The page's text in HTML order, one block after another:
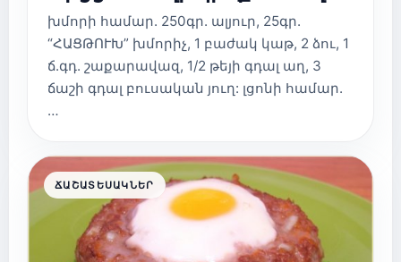
խմորի համար. 250գր. ալյուր, 25գր.
“ՀԱՑԹՈՒԽ” խմորիչ, 1 բաժակ կաթ, 2 ձու, 1
ճ.գդ. շաքարավազ, 1/2 թեյի գդալ աղ, 3
ճաշի գդալ բուսական յուղ: լցոնի համար.
…
ՃԱՇԱՏԵՍԱԿՆԵՐ